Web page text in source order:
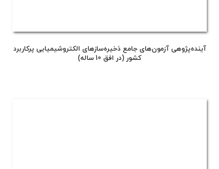
آینده‌پژوهی آزمون‌های جامع ذخیره‌سازهای الکتروشیمیایی پرکاربرد
کشور (در افق 10 ساله)